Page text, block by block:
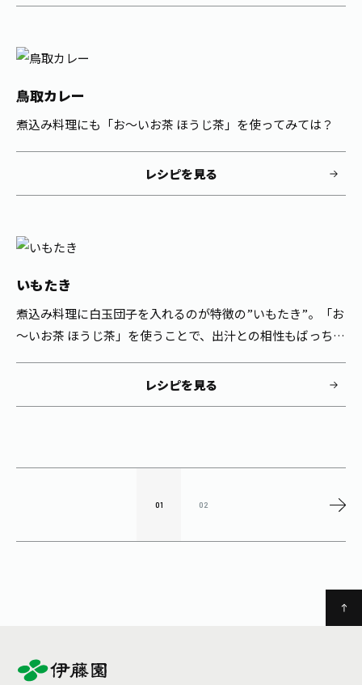
鳥取カレー
煮込み料理にも「お～いお茶 ほうじ茶」を使ってみては？
レシピを見る
いもたき
煮込み料理に白玉団子を入れるのが特徴の”いもたき”。「お
～いお茶 ほうじ茶」を使うことで、出汁との相性もばっちり
レシピを見る
01 02